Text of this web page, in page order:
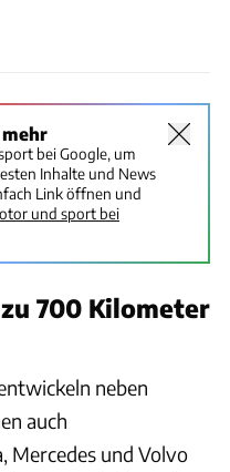
bei Google, um
Inhalte und News
Link öffnen und
und sport bei
700 Kilometer
neben
auch
Mercedes und Volvo